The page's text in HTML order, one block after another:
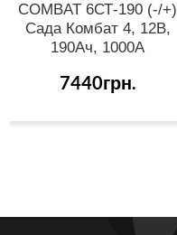
COMBAT 6СТ-190 (-/+)
Сада Комбат 4, 12В,
190Ач, 1000А
7440грн.